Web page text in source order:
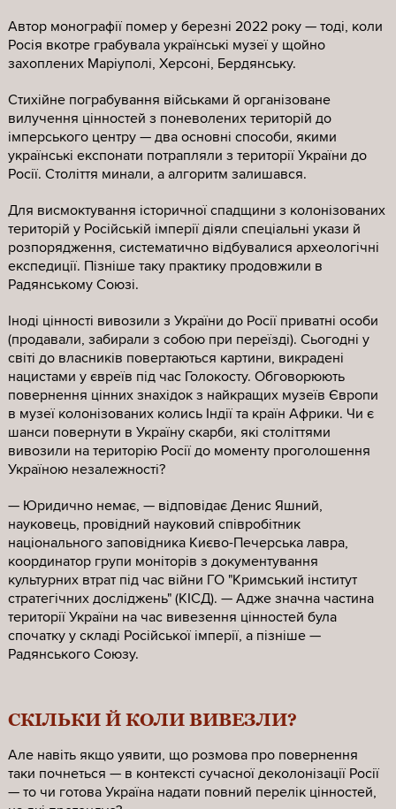
Автор монографії помер у березні 2022 року — тоді, коли
Росія вкотре грабувала українські музеї у щойно
захоплених Маріуполі, Херсоні, Бердянську.
Стихійне пограбування військами й організоване
вилучення цінностей з поневолених територій до
імперського центру — два основні способи, якими
українські експонати потрапляли з території України до
Росії. Століття минали, а алгоритм залишався.
Для висмоктування історичної спадщини з колонізованих
територій у Російській імперії діяли спеціальні укази й
розпорядження, систематично відбувалися археологічні
експедиції. Пізніше таку практику продовжили в
Радянському Союзі.
Іноді цінності вивозили з України до Росії приватні особи
(продавали, забирали з собою при переїзді). Сьогодні у
світі до власників повертаються картини, викрадені
нацистами у євреїв під час Голокосту. Обговорюють
повернення цінних знахідок з найкращих музеїв Європи
в музеї колонізованих колись Індії та країн Африки. Чи є
шанси повернути в Україну скарби, які століттями
вивозили на територію Росії до моменту проголошення
Україною незалежності?
— Юридично немає, — відповідає Денис Яшний,
науковець, провідний науковий співробітник
національного заповідника Києво-Печерська лавра,
координатор групи моніторів з документування
культурних втрат під час війни ГО "Кримський інститут
стратегічних досліджень" (КІСД). — Адже значна частина
території України на час вивезення цінностей була
спочатку у складі Російської імперії, а пізніше —
Радянського Союзу.
СКІЛЬКИ Й КОЛИ ВИВЕЗЛИ?
Але навіть якщо уявити, що розмова про повернення
таки почнеться — в контексті сучасної деколонізації Росії
— то чи готова Україна надати повний перелік цінностей,